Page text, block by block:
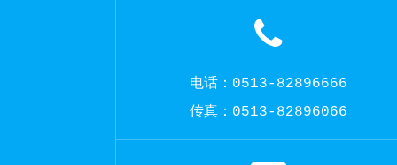
电话：0513-82896666
传真：0513-82896066